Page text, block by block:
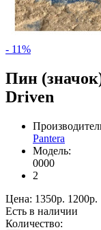
- 11%
Пин
Driven
Pantera
Модель:
0000
2
Цена: 1350р. 1200р.
Есть в наличии
Количество: